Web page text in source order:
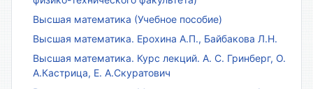
Высшая математика (Учебное пособие)
Высшая математика. Ерохина А.П., Байбакова Л.Н.
Высшая математика. Курс лекций. А. С. Гринберг, О.
А.Кастрица, Е. А.Скуратович